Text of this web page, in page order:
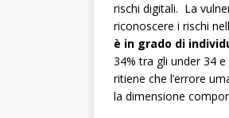
rischi digitali. La
riconoscere i rischi
è in grado di
34% tra gli under 34
ritiene che l’errore
la dimensione